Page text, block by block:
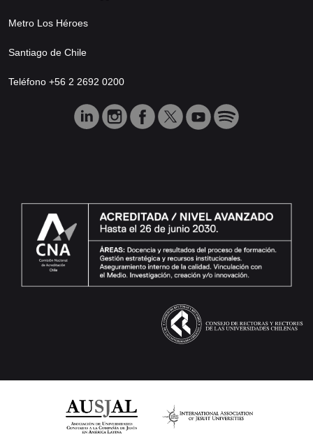
Metro Los Héroes
Santiago de Chile
Teléfono +56 2 2692 0200